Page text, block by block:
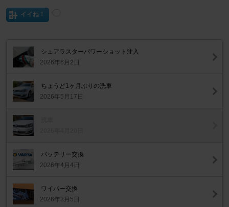
イイね！
シュアラスターパワーショット注入
2026年6月2日
ちょうど1ヶ月ぶりの洗車
2026年5月17日
バッテリー交換
2026年4月4日
ワイパー交換
2026年3月5日